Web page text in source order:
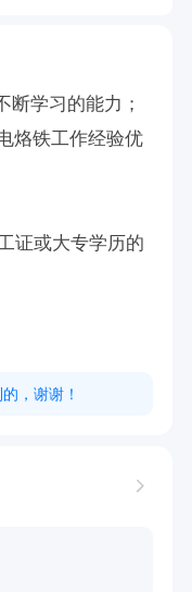
断学习的能力；
烙铁工作经验优
证或大专学历的
的，谢谢！